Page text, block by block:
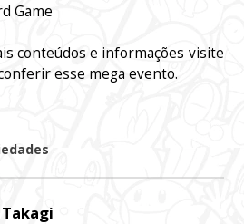
Game
conteúdos e informações visite
esse mega evento.